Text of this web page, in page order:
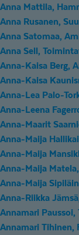
Anna Mattila,
Anna Rusanen,
Anna Satomaa,
Anna Sell,
Anna-Kaisa Berg,
Anna-Kaisa
Anna-Lea Palo-
Anna-Leena
Anna-Maarit
Anna-Maija
Anna-Maija
Anna-Maija
Anna-Maija
Anna-Riikka
Annamari
Annamari Tihinen,